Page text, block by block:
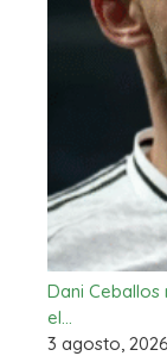
Dani
el…
3 agosto, 2026